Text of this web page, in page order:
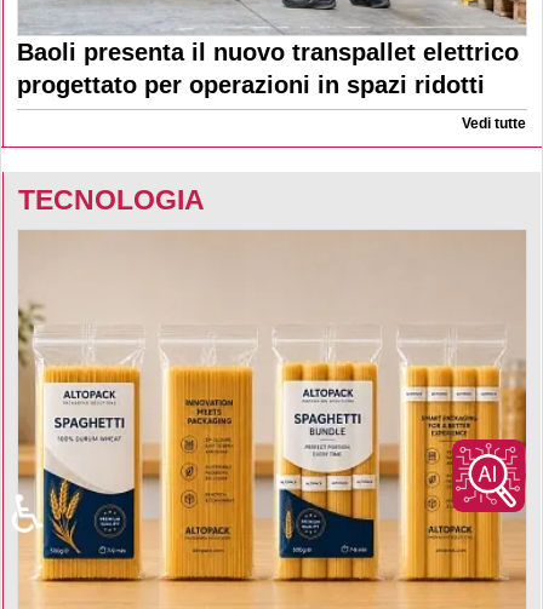
Baoli presenta il nuovo transpallet elettrico
progettato per operazioni in spazi ridotti
Vedi tutte
TECNOLOGIA